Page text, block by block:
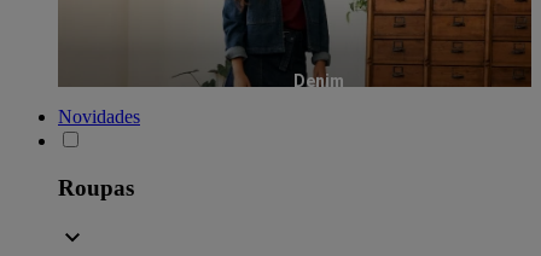
Denim
Novidades
Roupas